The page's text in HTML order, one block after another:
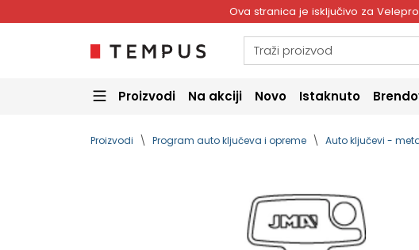
Ova stranica je isključivo za
Proizvodi Na akciji Novo Istaknuto
Proizvodi Program auto ključeva i opreme Auto ključevi -